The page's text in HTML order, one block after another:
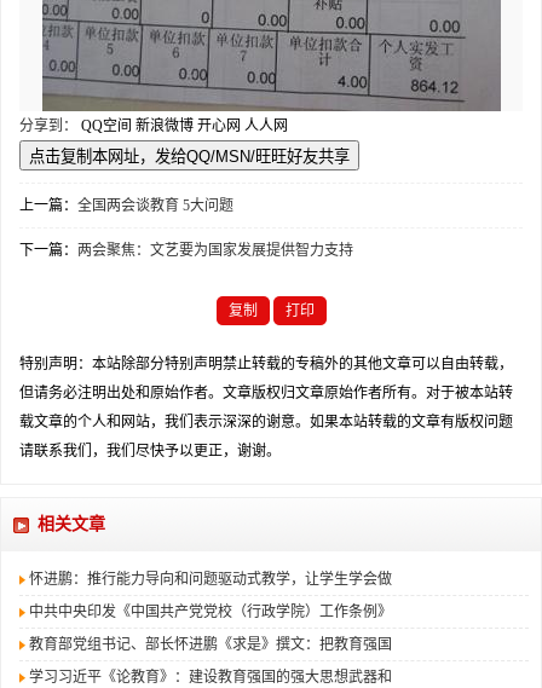
分享到： QQ空间 新浪微博 开心网 人人网
上一篇： 全国两会谈教育 5大问题
下一篇： 两会聚焦：文艺要为国家发展提供智力支持
复制 打印
特别声明：本站除部分特别声明禁止转载的专稿外的其他文章可以自由转载，
但请务必注明出处和原始作者。文章版权归文章原始作者所有。对于被本站转
载文章的个人和网站，我们表示深深的谢意。如果本站转载的文章有版权问题
请联系我们，我们尽快予以更正，谢谢。
相关文章
怀进鹏：推行能力导向和问题驱动式教学，让学生学会做
中共中央印发《中国共产党党校（行政学院）工作条例》
教育部党组书记、部长怀进鹏《求是》撰文：把教育强国
学习习近平《论教育》：建设教育强国的强大思想武器和